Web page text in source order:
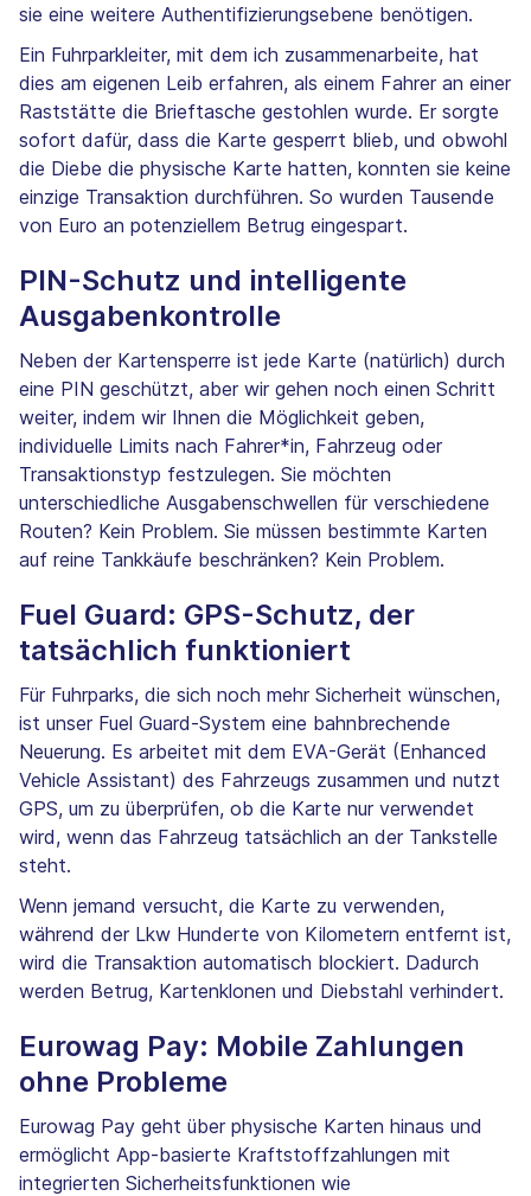
sie eine weitere Authentifizierungsebene benötigen.
Ein Fuhrparkleiter, mit dem ich zusammenarbeite, hat
dies am eigenen Leib erfahren, als einem Fahrer an einer
Raststätte die Brieftasche gestohlen wurde. Er sorgte
sofort dafür, dass die Karte gesperrt blieb, und obwohl
die Diebe die physische Karte hatten, konnten sie keine
einzige Transaktion durchführen. So wurden Tausende
von Euro an potenziellem Betrug eingespart.
PIN-Schutz und intelligente
Ausgabenkontrolle
Neben der Kartensperre ist jede Karte (natürlich) durch
eine PIN geschützt, aber wir gehen noch einen Schritt
weiter, indem wir Ihnen die Möglichkeit geben,
individuelle Limits nach Fahrer*in, Fahrzeug oder
Transaktionstyp festzulegen. Sie möchten
unterschiedliche Ausgabenschwellen für verschiedene
Routen? Kein Problem. Sie müssen bestimmte Karten
auf reine Tankkäufe beschränken? Kein Problem.
Fuel Guard: GPS-Schutz, der
tatsächlich funktioniert
Für Fuhrparks, die sich noch mehr Sicherheit wünschen,
ist unser Fuel Guard-System eine bahnbrechende
Neuerung. Es arbeitet mit dem EVA-Gerät (Enhanced
Vehicle Assistant) des Fahrzeugs zusammen und nutzt
GPS, um zu überprüfen, ob die Karte nur verwendet
wird, wenn das Fahrzeug tatsächlich an der Tankstelle
steht.
Wenn jemand versucht, die Karte zu verwenden,
während der Lkw Hunderte von Kilometern entfernt ist,
wird die Transaktion automatisch blockiert. Dadurch
werden Betrug, Kartenklonen und Diebstahl verhindert.
Eurowag Pay: Mobile Zahlungen
ohne Probleme
Eurowag Pay geht über physische Karten hinaus und
ermöglicht App-basierte Kraftstoffzahlungen mit
integrierten Sicherheitsfunktionen wie